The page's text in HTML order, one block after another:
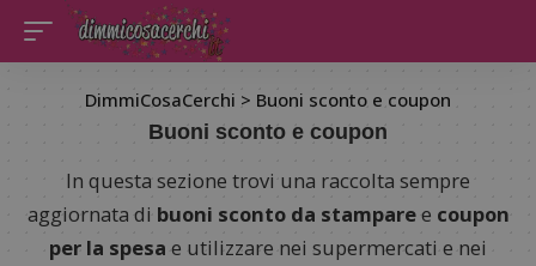
DimmiCosaCerchi > Buoni sconto e coupon
Buoni sconto e coupon
In questa sezione trovi una raccolta sempre
aggiornata di buoni sconto da stamparee coupon
per la spesa e utilizzare nei supermercati e nei